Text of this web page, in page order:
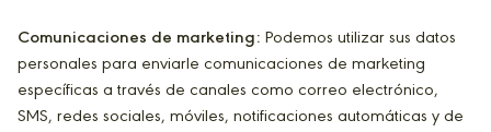
Comunicaciones de marketing: Podemos utilizar sus datos
personales para enviarle comunicaciones de marketing
específicas a través de canales como correo electrónico,
SMS, redes sociales, móviles, notificaciones automáticas y de